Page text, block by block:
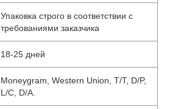
Упаковка строго в соответствии с
требованиями заказчика
18-25 дней
Moneygram, Western Union, T/T, D/P,
L/C, D/A.